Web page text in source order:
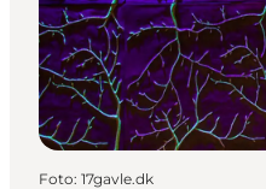
Køb billet
Planlæg din ferie
Foto: 17gavle.dk